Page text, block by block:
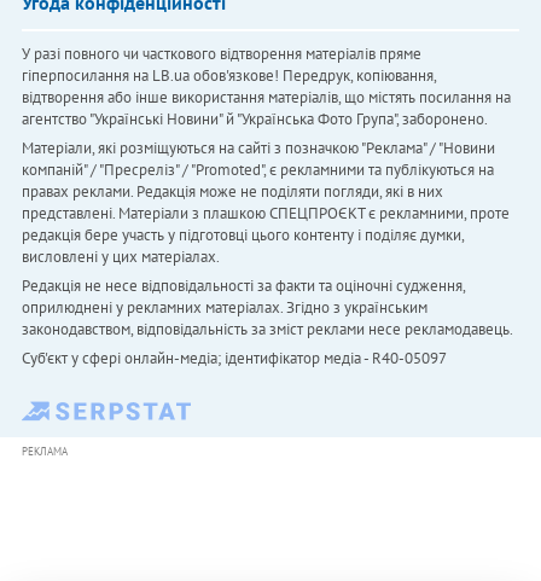
У разі повного чи часткового відтворення матеріалів пряме
гіперпосилання на LB.ua обов'язкове! Передрук, копіювання,
відтворення або інше використання матеріалів, що містять посилання на
агентство "Українськi Новини" й "Українська Фото Група", заборонено.
Матеріали, які розміщуються на сайті з позначкою "Реклама" / "Новини
компаній" / "Пресреліз" / "Promoted", є рекламними та публікуються на
правах реклами. Редакція може не поділяти погляди, які в них
представлені. Матеріали з плашкою СПЕЦПРОЄКТ є рекламними, проте
редакція бере участь у підготовці цього контенту і поділяє думки,
висловлені у цих матеріалах.
Редакція не несе відповідальності за факти та оціночні судження,
оприлюднені у рекламних матеріалах. Згідно з українським
законодавством, відповідальність за зміст реклами несе рекламодавець.
Cуб'єкт у сфері онлайн-медіа; ідентифікатор медіа - R40-05097
РЕКЛАМА